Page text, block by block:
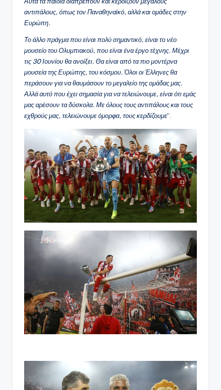
αντιπάλους, όπως τον Παναθηναϊκό, αλλά και ομάδες στην
Ευρώπη.
Το άλλο πράγμα που είναι πολύ σημαντικό, είναι το νέο
μουσείο του Ολυμπιακού, που είναι ένα έργο τέχνης. Μέχρι
τις 30 Ιουνίου θα ανοίξει. Θα είναι από τα πιο μοντέρνα
μουσεία της Ευρώπης, του κόσμου. Όλοι οι Έλληνες θα
περάσουν για να θαυμάσουν το μεγαλείο της ομάδας μας.
Αλλά αυτό που έχει σημασία για να τελειώνουμε, είναι ότι εμάς
μας αρέσουν τα δύσκολα. Με όλους τους αντιπάλους και τους
εχθρούς μας, τελειώνουμε όμορφα, τους κερδίζουμε“.